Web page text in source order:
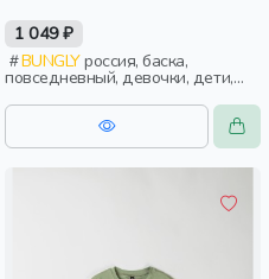
1 049 ₽
BUNGLYроссия, баска,
повседневный, девочки, дети,